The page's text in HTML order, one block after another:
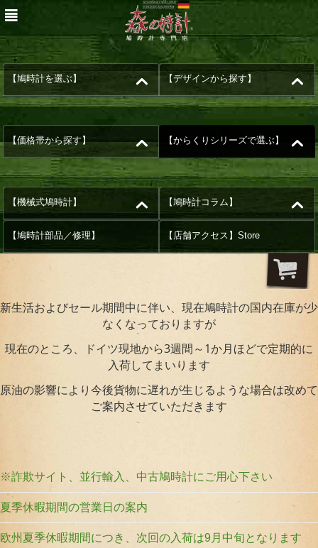
【鳩時計を選ぶ】 【デザインから探す】
【価格帯から探す】 【からくりシリーズで選ぶ】
【機械式鳩時計】 【鳩時計コラム】
【鳩時計部品／修理】 【店舗アクセス】Store
新生活およびセール期間中に伴い、現在鳩時計の国内在庫が少
なくなっておりますが
現在のところ、ドイツ現地から3週間～1か月ほどで定期的に
入荷してまいります
原油の影響により今後貨物に遅れが生じるような場合は改めて
ご案内させていただきます
※詐欺サイト、並行輸入、中古鳩時計にご用心下さい
夏季休暇期間の営業日の案内
欧州夏季休暇期間につき、次回の入荷は9月中旬となります